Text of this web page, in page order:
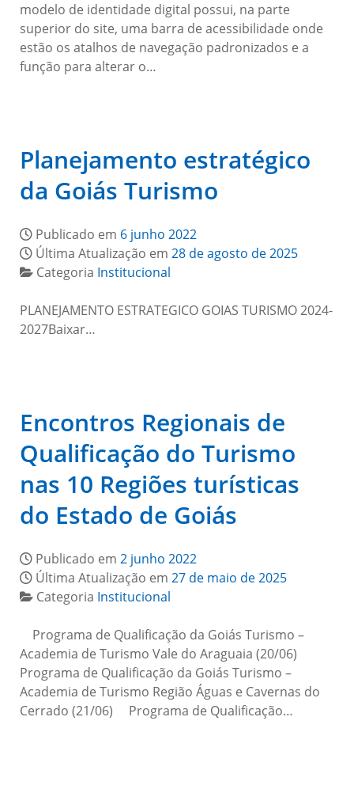
modelo de identidade digital possui, na parte
superior do site, uma barra de acessibilidade onde
estão os atalhos de navegação padronizados e a
função para alterar o…
Planejamento estratégico
da Goiás Turismo
Publicado em 6 junho 2022
Última Atualização em 28 de agosto de 2025
Categoria Institucional
PLANEJAMENTO ESTRATEGICO GOIAS TURISMO 2024-
2027Baixar…
Encontros Regionais de
Qualificação do Turismo
nas 10 Regiões turísticas
do Estado de Goiás
Publicado em 2 junho 2022
Última Atualização em 27 de maio de 2025
Categoria Institucional
Programa de Qualificação da Goiás Turismo –
Academia de Turismo Vale do Araguaia (20/06)
Programa de Qualificação da Goiás Turismo –
Academia de Turismo Região Águas e Cavernas do
Cerrado (21/06) Programa de Qualificação…